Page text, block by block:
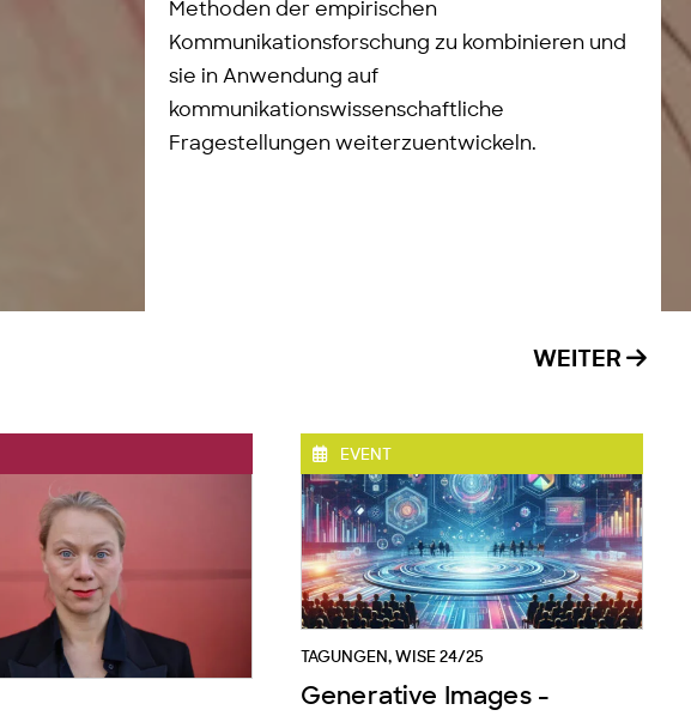
Methoden der empirischen
Kommunikationsforschung zu kombinieren und
sie in Anwendung auf
kommunikationswissenschaftliche
Fragestellungen weiterzuentwickeln.
WEITER
EVENT
TAGUNGEN, WISE 24/25
Generative Images -